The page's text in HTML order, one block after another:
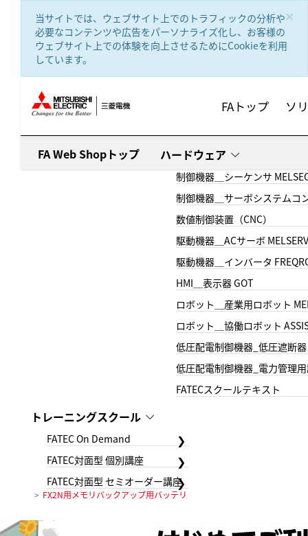
×
当サイトでは、ウェブサイト上でのトラフィックの分析や
必要なコンテンツや広告をパーソナライズ化し、お客様の
ウェブサイト上での体験を向上させるためにCookieを利用
しています。
FAトップ ソ
FA Web Shopトップ ハードウェア
制御機器＿シーケンサ
制御機器＿サーボシステムコ
数値制御装置（CNC）
駆動機器＿ACサーボ
駆動機器＿インバータ
HMI＿表示器 GOT
ロボット＿産業用ロボット
ロボット＿協働ロボット
低圧配電制御機器_低圧遮断器
低圧配電制御機器_電力管理
FATECスクールテキスト
トレーニングスクール
FATEC On Demand
FATEC対面型 個別講座
FATEC対面型 セミオーダー講座
FX2N用メモリバックアップ用バッテリ